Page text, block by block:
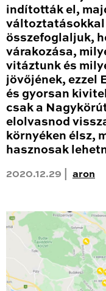
indították el,
változtatásokkal
összefoglaljuk,
várakozása,
vitáztunk és
jövőjének, ezzel
és gyorsan
csak a
elolvasnod
környéken élsz,
hasznosak
2020.12.29 | aron